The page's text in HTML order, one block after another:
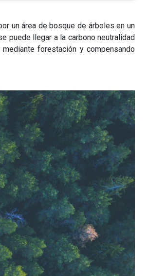
unárea de bosque de árboles en un
puede llegar a la carbono neutralidad
forestación y compensando